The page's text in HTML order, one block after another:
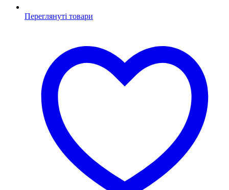
Переглянуті товари